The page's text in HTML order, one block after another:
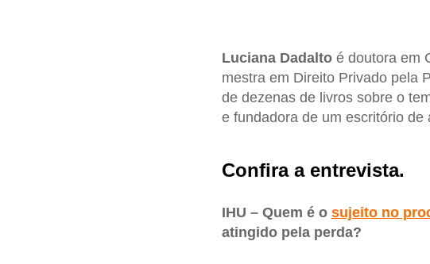
Luciana Dadaltoé doutora em
mestra em Direito Privado pela
de dezenas de livros sobre o
e fundadora de um escritório
Confira a entrevista.
IHU – Quem é o sujeito no
atingido pela perda?